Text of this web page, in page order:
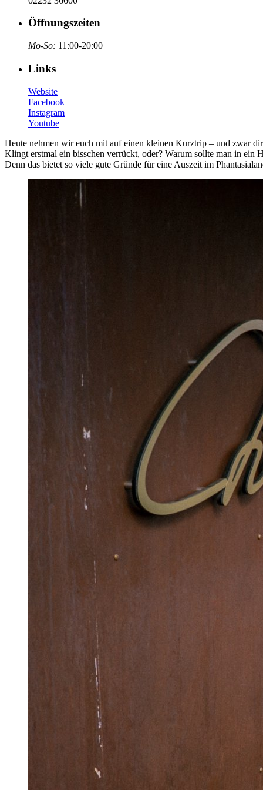
Öffnungszeiten
Mo-So: 11:00-20:00
Links
Website
Facebook
Instagram
Youtube
Heute nehmen wir euch mit auf einen kleinen Kurztrip – und zwar
Klingt erstmal ein bisschen verrückt, oder? Warum sollte man in ein
Denn das bietet so viele gute Gründe für eine Auszeit im